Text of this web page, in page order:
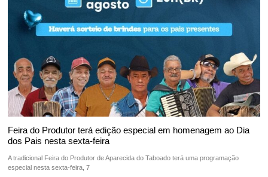
Feira do Produtor terá edição especial em homenagem ao Dia
dos Pais nesta sexta-feira
A tradicional Feira do Produtor de Aparecida do Taboado terá uma programação
especial nesta sexta-feira, 7